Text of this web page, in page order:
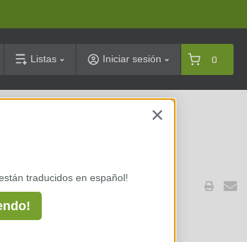
Listas Iniciar sesión 0
Small/Medium
×
traducidos en español!